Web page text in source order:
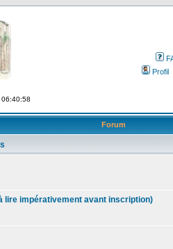
Profil
Forum
lire impérativement avant inscription)